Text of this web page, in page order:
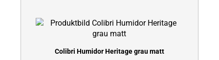
Colibri Humidor Heritage grau matt